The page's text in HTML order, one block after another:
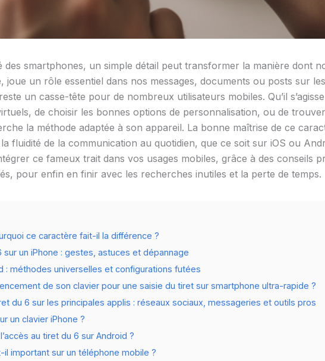
des smartphones, un simple détail peut transformer la manière dont
joue un rôle essentiel dans nos messages, documents ou posts sur
un casse-tête pour de nombreux utilisateurs mobiles. Qu’il
de choisir les bonnes options de personnalisation, ou de
la méthode adaptée à son appareil. La bonne maîtrise de ce
fluidité de la communication au quotidien, que ce soit sur iOS ou
ce fameux trait dans vos usages mobiles, grâce à des conseils
pour enfin en finir avec les recherches inutiles et la perte de temps.
ce caractère fait-il la différence ?
un iPhone : gestes, astuces et dépannage
: méthodes universelles et configurations futées
de son clavier pour une saisie du tiret sur smartphone ultra-rapide ?
du 6 sur les principales applis : réseaux sociaux, messageries et outils pros
un clavier iPhone ?
au tiret du 6 sur Android ?
important sur un téléphone mobile ?